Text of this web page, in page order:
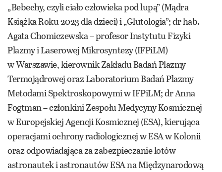
„Bebechy, czyli ciało człowieka pod lupą” (Mądra
Książka Roku 2023 dla dzieci) i „Glutologia”; dr hab.
Agata Chomiczewska – profesor Instytutu Fizyki
Plazmy i Laserowej Mikrosyntezy (IFPiLM)
w Warszawie, kierownik Zakładu Badań Plazmy
Termojądrowej oraz Laboratorium Badań Plazmy
Metodami Spektroskopowymi w IFPiLM; dr Anna
Fogtman – członkini Zespołu Medycyny Kosmicznej
w Europejskiej Agencji Kosmicznej (ESA), kierująca
operacjami ochrony radiologicznej w ESA w Kolonii
oraz odpowiadająca za zabezpieczanie lotów
astronautek i astronautów ESA na Międzynarodową